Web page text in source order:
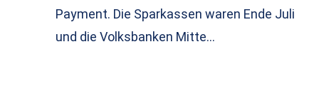
Payment. Die Sparkassen waren Ende Juli
und die Volksbanken Mitte…